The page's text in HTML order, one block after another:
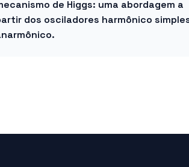
de Higgs: uma abordagem a
dos osciladores harmônico